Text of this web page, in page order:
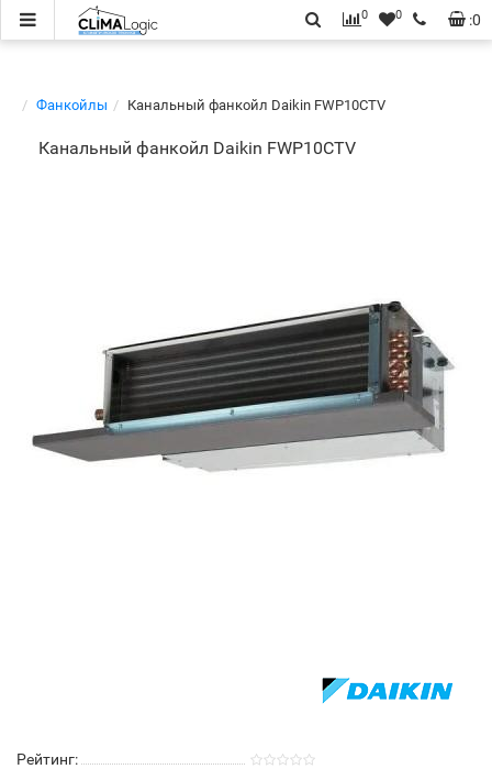
:0
0 0
Фанкойлы Канальный фанкойл Daikin FWP10CTV
Канальный фанкойл Daikin FWP10CTV
Рейтинг: